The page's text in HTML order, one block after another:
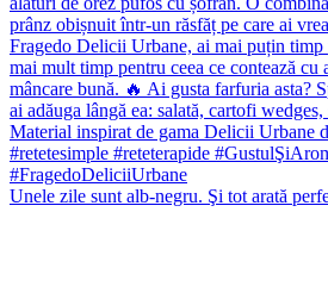
Unele zile sunt alb-negru. Şi tot arată